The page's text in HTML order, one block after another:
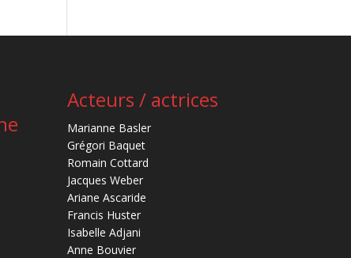
Acteurs / actrices
Marianne Basler
Grégori Baquet
Romain Cottard
Jacques Weber
Ariane Ascaride
Francis Huster
Isabelle Adjani
Anne Bouvier